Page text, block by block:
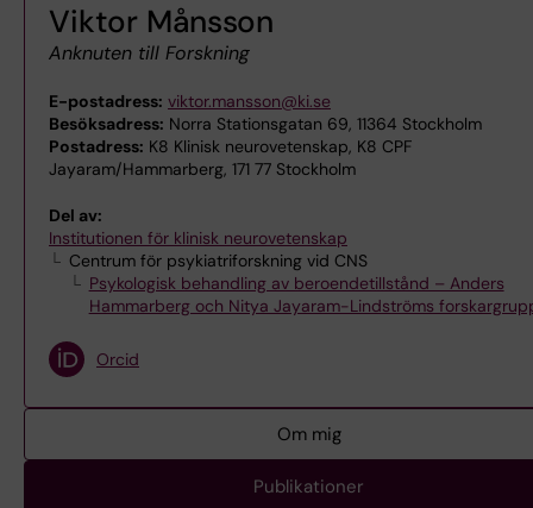
Viktor Månsson
Anknuten till Forskning
E-postadress: viktor.mansson@ki.se
Besöksadress: Norra Stationsgatan 69, 11364 Stockholm
Postadress: K8 Klinisk neurovetenskap, K8 CPF
Jayaram/Hammarberg, 171 77 Stockholm
Del av:
Institutionen för klinisk neurovetenskap
Centrum för psykiatriforskning vid CNS
Psykologisk behandling av beroendetillstånd – Anders
Hammarberg och Nitya Jayaram-Lindströms
Orcid
Om mig
Publikationer